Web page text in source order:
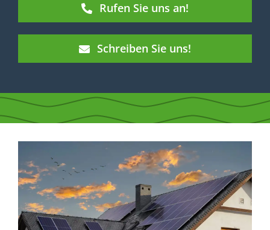
Rufen Sie uns an!
Schreiben Sie uns!